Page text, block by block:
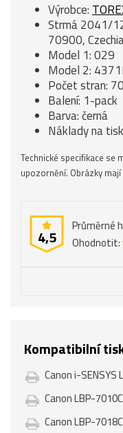
Výrobce:
Strmá 2041/
70900,
Model 1: 029
Model 2:
Počet stran:
Balení: 1-pack
Barva: černá
Náklady na
Technické specifikace se
upozornění. Obrázky
4,5
Průměrné
Ohodnotit:
Kompatibilní
Canon i-SENSYS
Canon LBP-7010C
Canon LBP-7018C